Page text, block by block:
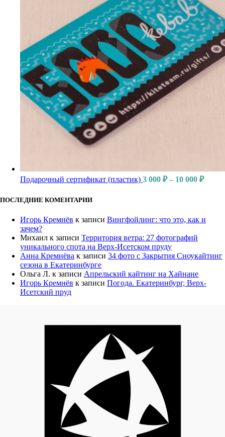
Подарочный сертификат (пластик) 3 000 ₽ – 10 000 ₽
ПОСЛЕДНИЕ КОМЕНТАРИИ
Игорь Кремнёв к записи Вингфойлинг: что это, как и
зачем?
Михаил к записи Территория ветра: 27 фотографий
уникального спота на Верх-Исетском пруду
Анна Кремнёва к записи 34 фото с Закрытия Сноукайтинг
сезона в Екатеринбурге
Ольга Л. к записи Апрельский кайтинг на Хайнане
Игорь Кремнёв к записи Погода. Екатеринбург, Верх-
Исетский пруд